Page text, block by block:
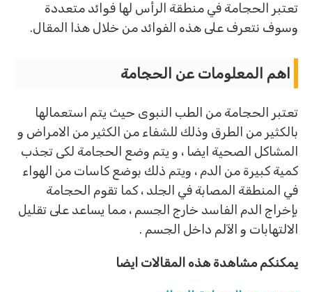
تعتبر الحجامة في منطقة الرأس لها فوائد متعددة
وسوف نتعرف على هذه الفوائد من خلال هذا المقال.
اهم المعلومات عن الحجامة
تعتبر الحجامة من الطب النبوى حيث يتم استعمالها
بالكثير من الطرق وذلك للشفاء من الكثير من الامراض و
المشاكل الصحية ايضا ، و يتم وضع الحجامة لكى تجذب
كمية كبيرة من الدم ، ويتم ذلك بوضع كاسات من الهواء
في المنطقة المصابة في الجلد ، كما تقوم الحجامة
بإخراج الدم الفاسد خارج الجسم ، مما يساعد على تقليل
الالتهابات و الآلم داخل الجسم .
يمكنكم مشاهدة هذه المقالات ايضا